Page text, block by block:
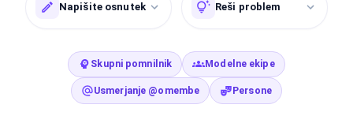
Napišite osnutek Reši problem
Skupni pomnilnik Modelne ekipe
Usmerjanje @omembe Persone